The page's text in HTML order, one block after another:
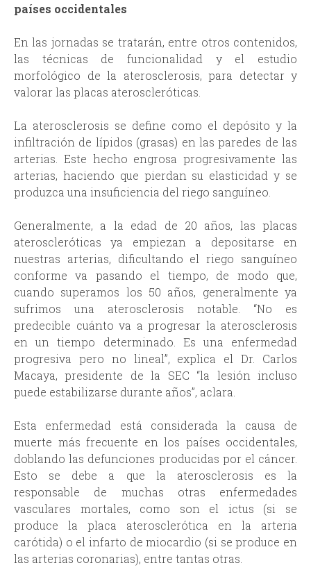
países occidentales
En las jornadas se tratarán, entre otros contenidos,
las técnicas de funcionalidad y el estudio
morfológico de la aterosclerosis, para detectar y
valorar las placas ateroscleróticas.
La aterosclerosis se define como el depósito y la
infiltración de lípidos (grasas) en las paredes de las
arterias. Este hecho engrosa progresivamente las
arterias, haciendo que pierdan su elasticidad y se
produzca una insuficiencia del riego sanguíneo.
Generalmente, a la edad de 20 años, las placas
ateroscleróticas ya empiezan a depositarse en
nuestras arterias, dificultando el riego sanguíneo
conforme va pasando el tiempo, de modo que,
cuando superamos los 50 años, generalmente ya
sufrimos una aterosclerosis notable. “No es
predecible cuánto va a progresar la aterosclerosis
en un tiempo determinado. Es una enfermedad
progresiva pero no lineal”, explica el Dr. Carlos
Macaya, presidente de la SEC “la lesión incluso
puede estabilizarse durante años”, aclara.
Esta enfermedad está considerada la causa de
muerte más frecuente en los países occidentales,
doblando las defunciones producidas por el cáncer.
Esto se debe a que la aterosclerosis es la
responsable de muchas otras enfermedades
vasculares mortales, como son el ictus (si se
produce la placa aterosclerótica en la arteria
carótida) o el infarto de miocardio (si se produce en
las arterias coronarias), entre tantas otras.